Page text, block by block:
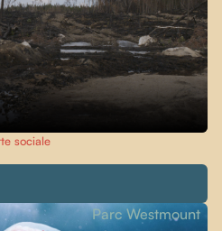
sociale
Parc Westmount